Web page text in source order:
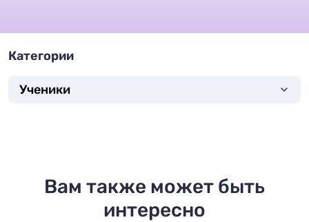
Категории
Ученики
Вам также может быть
интересно